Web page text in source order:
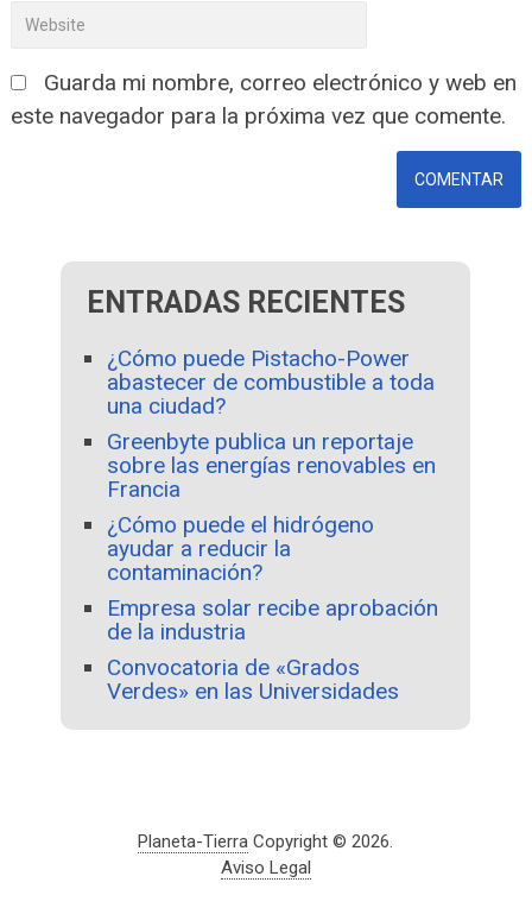
Guarda mi nombre, correo electrónico y web en
este navegador para la próxima vez que comente.
ENTRADAS RECIENTES
¿Cómo puede Pistacho-Power
abastecer de combustible a toda
una ciudad?
Greenbyte publica un reportaje
sobre las energías renovables en
Francia
¿Cómo puede el hidrógeno
ayudar a reducir la
contaminación?
Empresa solar recibe aprobación
de la industria
Convocatoria de «Grados
Verdes» en las Universidades
Planeta-Tierra Copyright © 2026.
Aviso Legal